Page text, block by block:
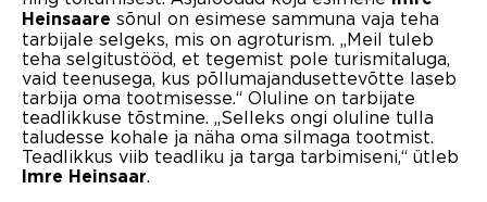
Heinsaare sõnul on esimese sammuna vaja teha
tarbijale selgeks, mis on agroturism. „Meil tuleb
teha selgitustööd, et tegemist pole turismitaluga,
vaid teenusega, kus põllumajandusettevõtte laseb
tarbija oma tootmisesse.“ Oluline on tarbijate
teadlikkuse tõstmine. „Selleks ongi oluline tulla
taludesse kohale ja näha oma silmaga tootmist.
Teadlikkus viib teadliku ja targa tarbimiseni,“ ütleb
Imre Heinsaar